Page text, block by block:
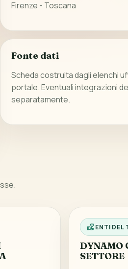
Firenze - Toscana
Fonte dati
Scheda costruita dagli elenchi
portale. Eventuali integrazioni
separatamente.
ENTI DEL
DYNAMO
SETTORE